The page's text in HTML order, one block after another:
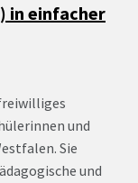
in einfacher
und
Sie
und